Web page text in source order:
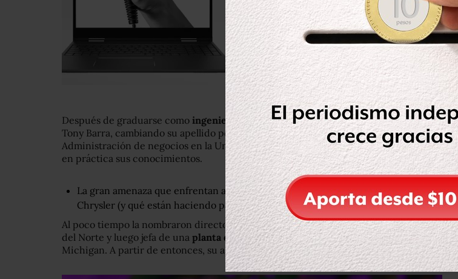
Después de graduarse como ingeniera eléctrica, Mary Teresa Makela se casó con
Tony Barra, cambiando su apellido por el de su esposo. El paso siguiente fue estudiar
Administración de negocios en la Universidad de Stanford y regresar a GM a poner
en práctica sus conocimientos.
La gran amenaza que enfrentan automotrices como Ford, General Motors y Fiat
Chrysler (y qué están haciendo para defenderse)
Al poco tiempo la nombraron directora general de comunicaciones para América
del Norte y luego jefa de una planta de ensamblaje de Detroit-Hamtramck,
Michigan. A partir de entonces, su ascenso en la firma ya no se detuvo.